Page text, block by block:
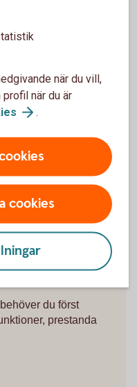
dödsfall.
du först
prestanda
när du vill,
när du är
.
cookies